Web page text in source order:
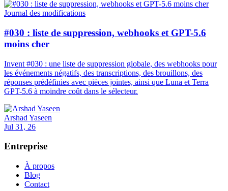
Journal des modifications
#030 : liste de suppression, webhooks et GPT-5.6
moins cher
Invent #030 : une liste de suppression globale, des webhooks pour
les événements négatifs, des transcriptions, des brouillons, des
réponses prédéfinies avec pièces jointes, ainsi que Luna et Terra
GPT-5.6 à moindre coût dans le sélecteur.
Arshad Yaseen
Jul 31, 26
Entreprise
À propos
Blog
Contact